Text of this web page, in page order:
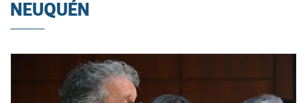
NEUQUÉN